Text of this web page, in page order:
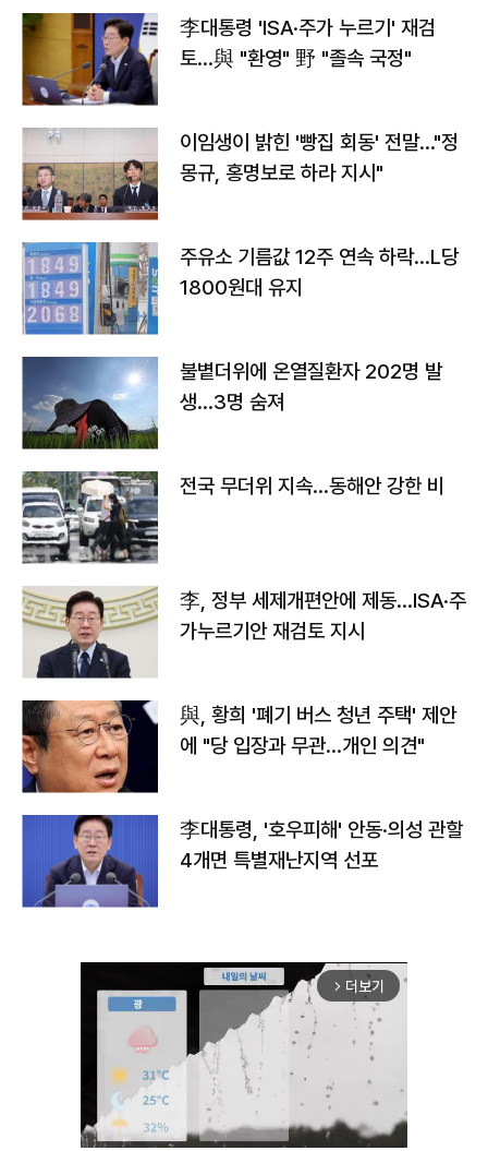
李대통령 'ISA·주가 누르기' 재검
토…與 "환영" 野 "졸속 국정"
이임생이 밝힌 '빵집 회동' 전말…"정
몽규, 홍명보로 하라 지시"
주유소 기름값 12주 연속 하락…L당
1800원대 유지
불볕더위에 온열질환자 202명 발
생…3명 숨져
전국 무더위 지속…동해안 강한 비
李, 정부 세제개편안에 제동…ISA·주
가누르기안 재검토 지시
與, 황희 '폐기 버스 청년 주택' 제안
에 "당 입장과 무관…개인 의견"
李대통령, '호우피해' 안동·의성 관할
4개면 특별재난지역 선포
arrow_forward_ios 더보기